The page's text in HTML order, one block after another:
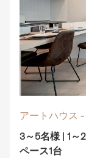
アートハウス
3～5名様 | 1～
ペース1台